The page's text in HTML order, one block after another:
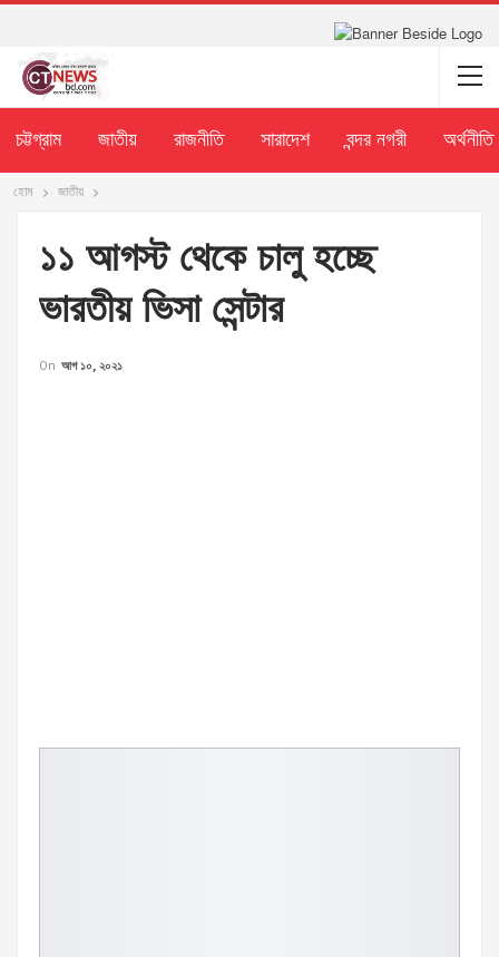
চট্টগ্রাম জাতীয় রাজনীতি সারাদেশ বন্দর নগরী অর্থনীতি
হোম জাতীয়
১১ আগস্ট থেকে চালু হচ্ছে
ভারতীয় ভিসা সেন্টার
On আগ ১০, ২০২১